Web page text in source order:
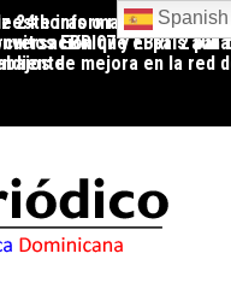
24 horas o reducción de
que el país aún
informa apertura
EBRI07 y EBRI12
de mejora en la red
Spanish